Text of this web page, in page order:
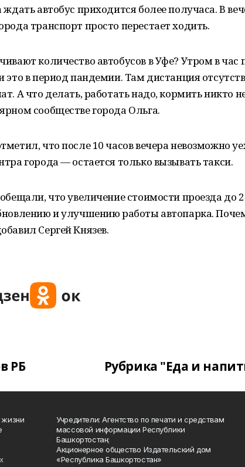
автобус приходится более получаса. В
транспорт просто перестает ходить.
количество автобусов в Уфе? Утром в час
это в период пандемии. Там дистанция
А что делать, работать надо, кормить никто
сообществе города Ольга.
что после 10 часов вечера невозможно
города — остается только вызывать такси.
что увеличение стоимости проезда до
и улучшению работы автопарка.
Сергей Князев.
РБ Рубрика "Еда и
жизни
Учредители: Агентство по печати и средствам
массовой информации Республики
Башкортостан;
Акционерное общество Издательский дом
«Республика Башкортостан»